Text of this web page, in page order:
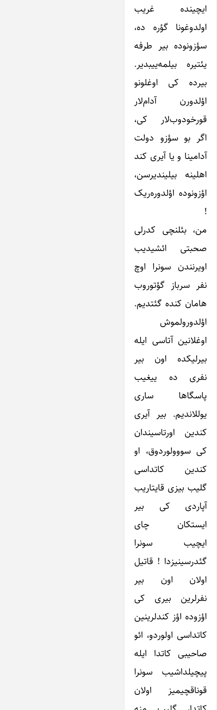
ایچینده غریب
اولدوغونا گؤره ده،
سؤزونوده بیر طرفه
یئتیره بیلمه‌ییبدیر.
بیرده کی اوغلونو
اؤلدورن آدام‌لار
قورخودوب‌لار کی،
اگر بو سؤزو دولت
آدامینا و یا آیری کند
اهلینه بیلیندیرسن،
اؤزونوده اؤلدوره‌ریک
!
من، بئلنچی کدرلی
صحبتی ائشیدیب
اویرنندن سونرا اوچ
نفر سرباز گؤتوروب
هامان کنده گئتدیم.
اؤلدورولموش
اوغلانین آتاسی ایله
بیرلیکده اون بیر
نفری ده ییغیب
پاسگاها ساری
یوللاندیم. بیر آیری
کندین اورتاسیندان
کی سووولوردوق، او
کندین کاتداسی
گلیب بیزی قایتاریب
آپاردی کی بیر
ایستکان چای
ایچیب سونرا
گئدرسینیزدا ! قاتیل
اولان اون بیر
نفرلرین بیری کی
اؤزوده اؤز کندلرینین
کاتداسی اولوردو، ائو
صاحیبی کاتدا ایله
پیچیلداشیب سونرا
قوناقچیمیز اولان